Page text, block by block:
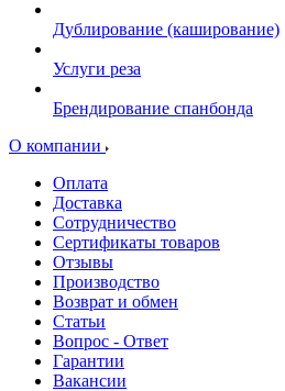
Дублирование (каширование)
Услуги реза
Брендирование спанбонда
О компании
Оплата
Доставка
Сотрудничество
Сертификаты товаров
Отзывы
Производство
Возврат и обмен
Статьи
Вопрос - Ответ
Гарантии
Вакансии